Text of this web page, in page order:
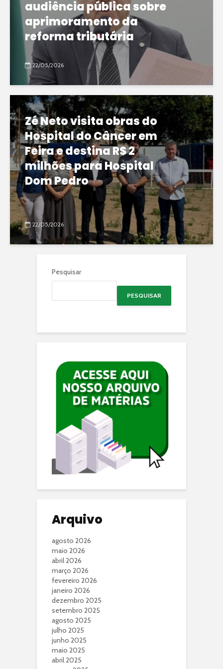
audiência pública sobre
aprimoramento da
reforma tributária
22/05/2026
Zé Neto visita obras do
Hospital do Câncer em
Feira e destina R$ 2
milhões para Hospital
Dom Pedro
22/05/2026
Pesquisar
PESQUISAR
Arquivo
agosto 2026
maio 2026
abril 2026
março 2026
fevereiro 2026
janeiro 2026
dezembro 2025
setembro 2025
agosto 2025
julho 2025
junho 2025
maio 2025
abril 2025